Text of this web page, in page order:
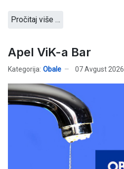
Pročitaj više …
Apel ViK-a Bar
Kategorija: Obale 07 Avgust 2026